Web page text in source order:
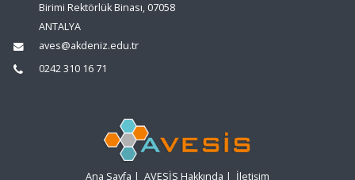
Birimi Rektörlük Binası, 07058
ANTALYA
aves@akdeniz.edu.tr
0242 310 16 71
Ana Sayfa | AVESİS Hakkında | İletişim